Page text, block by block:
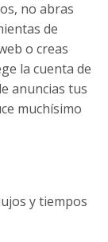
no abras
de
o creas
la cuenta de
anuncias tus
muchísimo
y tiempos